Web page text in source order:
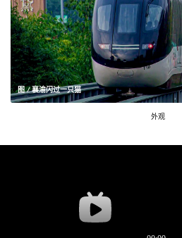
图 / 襄渝闪过一只猫
外观